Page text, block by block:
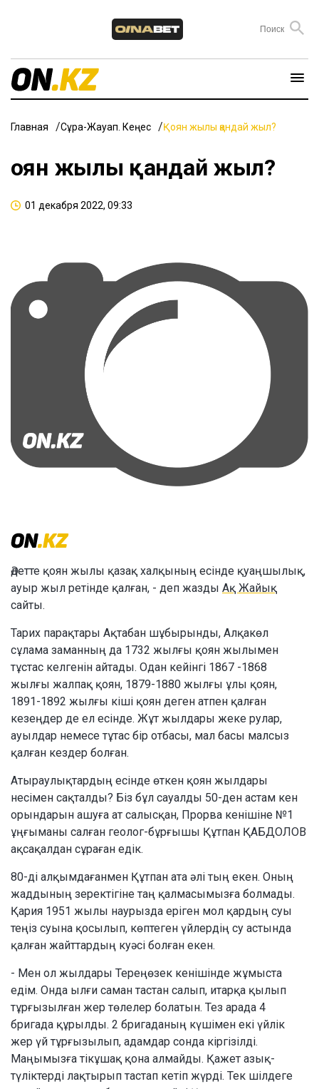
Главная Сұрақ-Жауап. Кеңес Қоян жылы қандай жыл?
Қоян жылы қандай жыл?
01 декабря 2022, 09:33
Әдетте қоян жылы қазақ халқының есінде қуаңшылық,
ауыр жыл ретінде қалған, - деп жазды Ақ Жайық
сайты.
Тарих парақтары Ақтабан шұбырынды, Алқакөл
сұлама заманның да 1732 жылғы қоян жылымен
тұстас келгенін айтады. Одан кейінгі 1867 -1868
жылғы жалпақ қоян, 1879-1880 жылғы ұлы қоян,
1891-1892 жылғы кіші қоян деген атпен қалған
кезеңдер де ел есінде. Жұт жылдары жеке рулар,
ауылдар немесе тұтас бір отбасы, мал басы малсыз
қалған кездер болған.
Атыраулықтардың есінде өткен қоян жылдары
несімен сақталды? Біз бұл сауалды 50-ден астам кен
орындарын ашуға ат салысқан, Прорва кенішіне №1
ұңғыманы салған геолог-бұрғышы Құтпан ҚАБДОЛОВ
ақсақалдан сұраған едік.
80-ді алқымдағанмен Құтпан ата әлі тың екен. Оның
жаддының зеректігіне таң қалмасымызға болмады.
Қария 1951 жылы наурызда еріген мол қардың суы
теңіз суына қосылып, көптеген үйлердің су астында
қалған жайттардың куәсі болған екен.
- Мен ол жылдары Тереңөзек кенішінде жұмыста
едім. Онда ылғи саман тастан салып, итарқа қылып
тұрғызылған жер төлелер болатын. Тез арада 4
бригада құрылды. 2 бригаданың күшімен екі үйлік
жер үй тұрғызылып, адамдар сонда кіргізілді.
Маңымызға тікұшақ қона алмайды. Қажет азық-
түліктерді лақтырып тастап кетіп жүрді. Тек шілдеге